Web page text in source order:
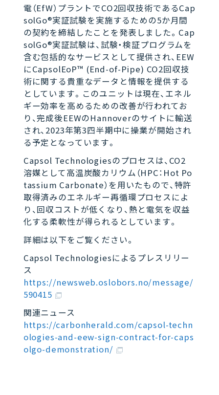
電（EfW）プラントでCO2回収技術であるCap
solGo®実証試験を実施するための5か月間
の契約を締結したことを発表しました。Cap
solGo®実証試験は、試験・検証プログラムを
含む包括的なサービスとして提供され、EEW
にCapsolEoP™ (End-of-Pipe) CO2回収技
術に関する貴重なデータと情報を提供する
としています。このユニットは現在、エネル
ギー効率を高めるための改善が行われてお
り、完成後EEWのHannoverのサイトに輸送
され、2023年第3四半期中に操業が開始され
る予定となっています。
Capsol Technologiesのプロセスは、CO2
溶媒として高温炭酸カリウム（HPC：Hot Po
tassium Carbonate）を用いたもので、特許
取得済みのエネルギー再循環プロセスによ
り、回収コストが低くなり、熱と電気を収益
化する柔軟性が得られるとしています。
詳細は以下をご覧ください。
Capsol Technologiesによるプレスリリー
ス
https://newsweb.oslobors.no/message/
590415
関連ニュース
https://carbonherald.com/capsol-techn
ologies-and-eew-sign-contract-for-caps
olgo-demonstration/